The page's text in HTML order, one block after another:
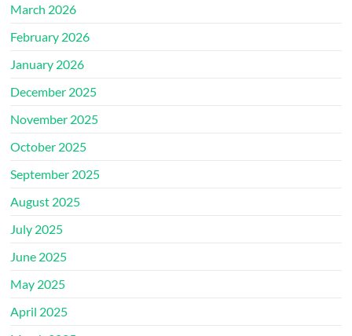
March 2026
February 2026
January 2026
December 2025
November 2025
October 2025
September 2025
August 2025
July 2025
June 2025
May 2025
April 2025